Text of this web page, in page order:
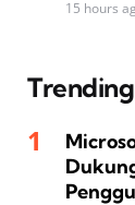
15 hours
Trending